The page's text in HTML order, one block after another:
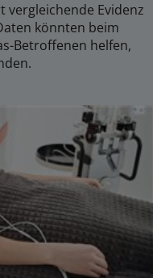
vergleichende Evidenz
könnten beim
Betroffenen helfen,